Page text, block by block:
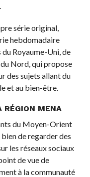
série original,
hebdomadaire
Royaume-Uni, de
Nord, qui propose
des sujets allant du
et au bien-être.
RÉGION MENA
du Moyen-Orient
bien de regarder des
les réseaux sociaux
de vue de
à la communauté